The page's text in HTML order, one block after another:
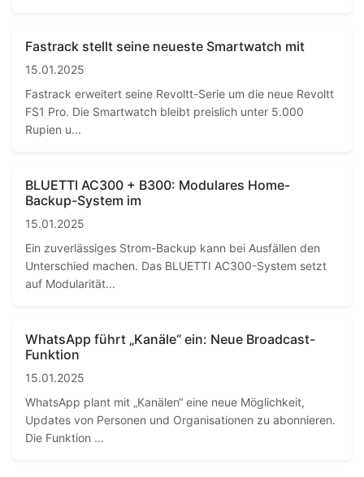
Fastrack stellt seine neueste Smartwatch mit
15.01.2025
Fastrack erweitert seine Revoltt-Serie um die neue Revoltt
FS1 Pro. Die Smartwatch bleibt preislich unter 5.000
Rupien u...
BLUETTI AC300 + B300: Modulares Home-
Backup-System im
15.01.2025
Ein zuverlässiges Strom-Backup kann bei Ausfällen den
Unterschied machen. Das BLUETTI AC300-System setzt
auf Modularität...
WhatsApp führt „Kanäle“ ein: Neue Broadcast-
Funktion
15.01.2025
WhatsApp plant mit „Kanälen“ eine neue Möglichkeit,
Updates von Personen und Organisationen zu abonnieren.
Die Funktion ...